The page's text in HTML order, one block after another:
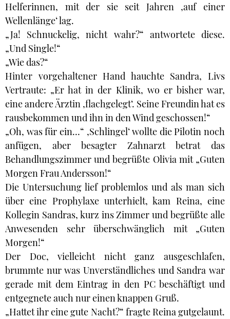
Helferinnen, mit der sie seit Jahren ‚auf einer
Wellenlänge‘ lag.
„Ja! Schnuckelig, nicht wahr?“ antwortete diese.
„Und Single!“
„Wie das?“
Hinter vorgehaltener Hand hauchte Sandra, Livs
Vertraute: „Er hat in der Klinik, wo er bisher war,
eine andere Ärztin ‚flachgelegt‘. Seine Freundin hat es
rausbekommen und ihn in den Wind geschossen!“
„Oh, was für ein…“ ‚Schlingel‘ wollte die Pilotin noch
anfügen, aber besagter Zahnarzt betrat das
Behandlungszimmer und begrüßte Olivia mit „Guten
Morgen Frau Andersson!“
Die Untersuchung lief problemlos und als man sich
über eine Prophylaxe unterhielt, kam Reina, eine
Kollegin Sandras, kurz ins Zimmer und begrüßte alle
Anwesenden sehr überschwänglich mit „Guten
Morgen!“
Der Doc, vielleicht nicht ganz ausgeschlafen,
brummte nur was Unverständliches und Sandra war
gerade mit dem Eintrag in den PC beschäftigt und
entgegnete auch nur einen knappen Gruß.
„Hattet ihr eine gute Nacht?“ fragte Reina gutgelaunt.